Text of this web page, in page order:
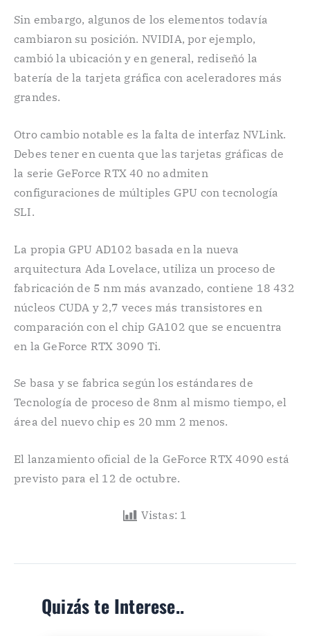
Sin embargo, algunos de los elementos todavía
cambiaron su posición. NVIDIA, por ejemplo,
cambió la ubicación y en general, rediseñó la
batería de la tarjeta gráfica con aceleradores más
grandes.
Otro cambio notable es la falta de interfaz NVLink.
Debes tener en cuenta que las tarjetas gráficas de
la serie GeForce RTX 40 no admiten
configuraciones de múltiples GPU con tecnología
SLI.
La propia GPU AD102 basada en la nueva
arquitectura Ada Lovelace, utiliza un proceso de
fabricación de 5 nm más avanzado, contiene 18 432
núcleos CUDA y 2,7 ​​veces más transistores en
comparación con el chip GA102 que se encuentra
en la GeForce RTX 3090 Ti.
Se basa y se fabrica según los estándares de
Tecnología de proceso de 8nm al mismo tiempo, el
área del nuevo chip es 20 mm 2 menos.
El lanzamiento oficial de la GeForce RTX 4090 está
previsto para el 12 de octubre.
Vistas: 1
Quizás te Interese..